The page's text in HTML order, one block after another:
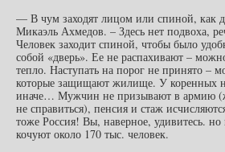
— В чум заходят лицом или спиной, как
Микаэль Ахмедов. – Здесь нет подвоха,
Человек заходит спиной, чтобы было
собой «дверь». Ее не распахивают –
тепло. Наступать на порог не принято –
которые защищают жилище. У коренных
иначе… Мужчин не призывают в армию
не справиться), пенсия и стаж
тоже Россия! Вы, наверное, удивитесь. но
кочуют около 170 тыс. человек.